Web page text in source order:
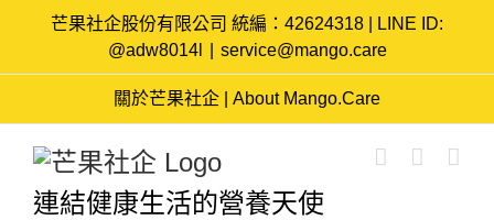
content
芒果社企股份有限公司 統編：42624318 | LINE ID:
@adw8014l
service@mango.care
關於芒果社企 | About Mango.Care
連結健康生活的營養天使